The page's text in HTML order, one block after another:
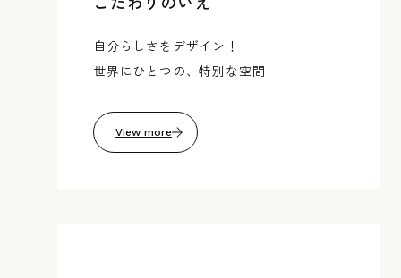
自分らしさをデザイン！
世界にひとつの、特別な空間
View more